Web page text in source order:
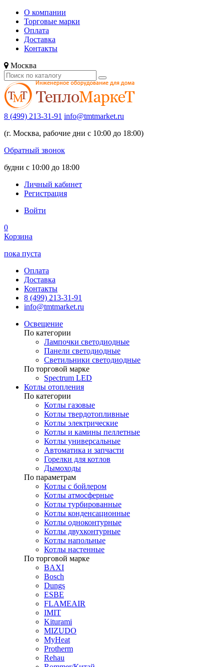
О компании
Торговые марки
Оплата
Доставка
Контакты
Москва
8 (499) 213-31-91 info@tmtmarket.ru
(г. Москва, рабочие дни с 10:00 до 18:00)
Обратный звонок
будни с 10:00 до 18:00
Личный кабинет
Регистрация
Войти
0
Корзина
пока пуста
Оплата
Доставка
Контакты
8 (499) 213-31-91
info@tmtmarket.ru
Освещение
По категории
Лампочки светодиодные
Панели светодиодные
Светильники светодиодные
По торговой марке
Spectrum LED
Котлы отопления
По категории
Котлы газовые
Котлы твердотопливные
Котлы электрические
Котлы и камины пеллетные
Котлы универсальные
Автоматика и запчасти
Горелки для котлов
Дымоходы
По параметрам
Котлы с бойлером
Котлы атмосферные
Котлы турбированные
Котлы конденсационные
Котлы одноконтурные
Котлы двухконтурные
Котлы напольные
Котлы настенные
По торговой марке
BAXI
Bosch
Dungs
ESBE
FLAMEAIR
IMIT
Kiturami
MIZUDO
MyHeat
Protherm
Rehau